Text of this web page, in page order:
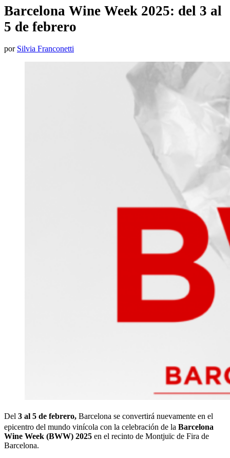
Barcelona Wine Week 2025: del 3 al
5 de febrero
por Silvia Franconetti
Del 3 al 5 de febrero, Barcelona se convertirá nuevamente en el
epicentro del mundo vinícola con la celebración de la Barcelona
Wine Week (BWW) 2025 en el recinto de Montjuïc de Fira de
Barcelona.